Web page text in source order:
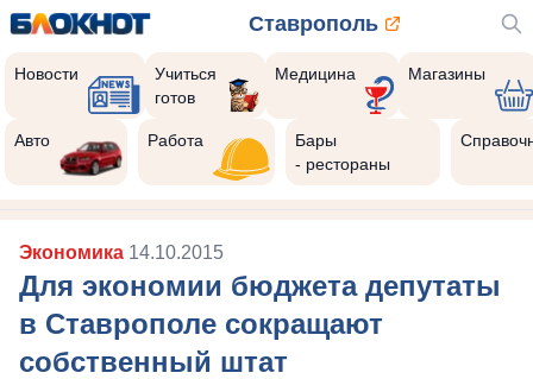
Ставрополь
Новости
Учиться
готов
Медицина Магазины
Авто Работа
Бары
- рестораны
Экономика 14.10.2015
Для экономии бюджета депутаты
в Ставрополе сокращают
собственный штат